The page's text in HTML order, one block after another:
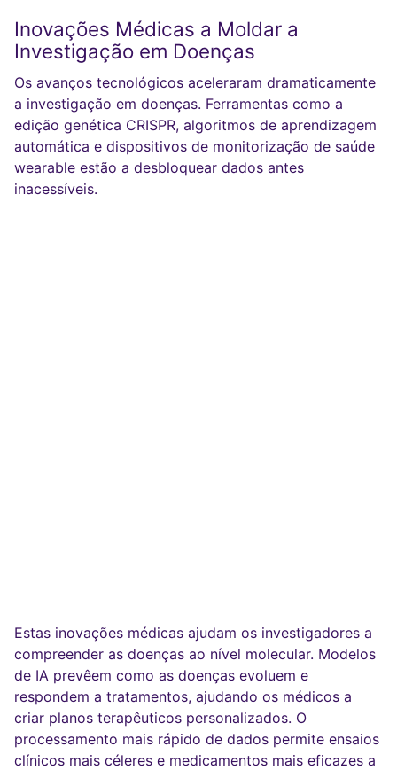
Inovações Médicas a Moldar a
Investigação em Doenças
Os avanços tecnológicos aceleraram dramaticamente
a investigação em doenças. Ferramentas como a
edição genética CRISPR, algoritmos de aprendizagem
automática e dispositivos de monitorização de saúde
wearable estão a desbloquear dados antes
inacessíveis.
Estas inovações médicas ajudam os investigadores a
compreender as doenças ao nível molecular. Modelos
de IA prevêem como as doenças evoluem e
respondem a tratamentos, ajudando os médicos a
criar planos terapêuticos personalizados. O
processamento mais rápido de dados permite ensaios
clínicos mais céleres e medicamentos mais eficazes a